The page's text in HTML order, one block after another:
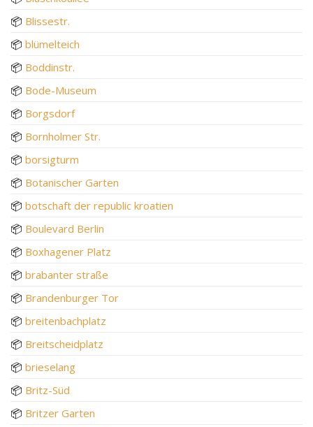
📦 Blissestr.
📦 blümelteich
📦 Boddinstr.
📦 Bode-Museum
📦 Borgsdorf
📦 Bornholmer Str.
📦 borsigturm
📦 Botanischer Garten
📦 botschaft der republic kroatien
📦 Boulevard Berlin
📦 Boxhagener Platz
📦 brabanter straße
📦 Brandenburger Tor
📦 breitenbachplatz
📦 Breitscheidplatz
📦 brieselang
📦 Britz-Süd
📦 Britzer Garten